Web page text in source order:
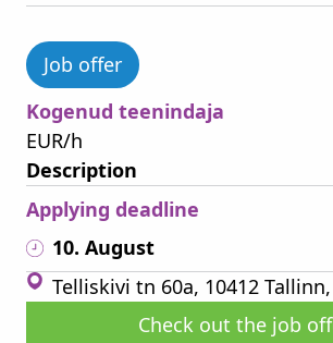
Job offer
Kogenud teenindaja
EUR/h
Description
Applying deadline
10. August
Telliskivi tn 60a, 10412
Check out the job